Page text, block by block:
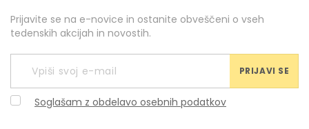
Prijavite se na e-novice in ostanite obveščeni o vseh
tedenskih akcijah in novostih.
PRIJAVI SE
Soglašam z obdelavo osebnih podatkov